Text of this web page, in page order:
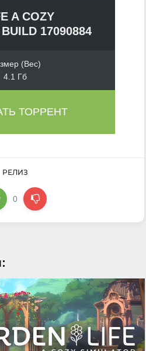
A COZY
17090884
(Вес)
4.1 Гб
ТОРРЕНТ
РЕЛИЗ
0